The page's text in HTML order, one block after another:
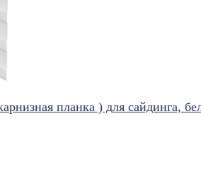
планка ) для сайдинга,